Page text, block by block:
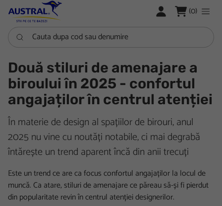
LOGARE (0)
Cauta dupa cod sau denumire
Două stiluri de amenajare a
biroului în 2025 - confortul
angajaților în centrul atenției
În materie de design al spațiilor de birouri, anul
2025 nu vine cu noutăți notabile, ci mai degrabă
întărește un trend aparent încă din anii trecuți
Este un trend ce are ca focus confortul angajaților la locul de
muncă. Ca atare, stiluri de amenajare ce păreau să-și fi pierdut
din popularitate revin în centrul atenției designerilor.